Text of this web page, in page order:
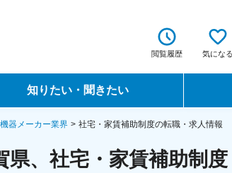
閲覧履歴 気になる
知りたい・聞きたい
ノウハウ
タで見る転職
転職イ
転職フ
器メーカー業界 社宅・家賃補助制度の転職・求人情報
県、社宅・家賃補助制